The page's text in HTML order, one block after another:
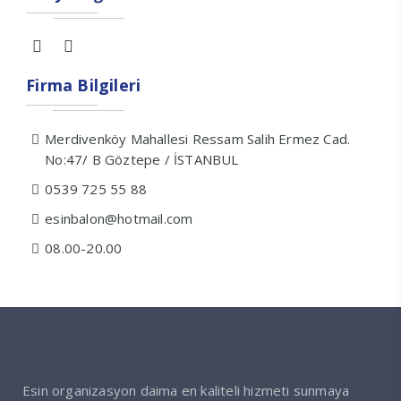
Firma Bilgileri
Merdivenköy Mahallesi Ressam Salih Ermez Cad.
No:47/ B Göztepe / İSTANBUL
0539 725 55 88
esinbalon@hotmail.com
08.00-20.00
Esin organizasyon daima en kaliteli hizmeti sunmaya